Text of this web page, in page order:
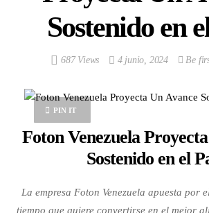
Sostenido en
687 Views 4 junio, 2024 Be
PIN IT
Foton Venezuela
Sostenido en el
La empresa Foton Venezuela apuesta por
tiempo que quiere convertirse en el mejor